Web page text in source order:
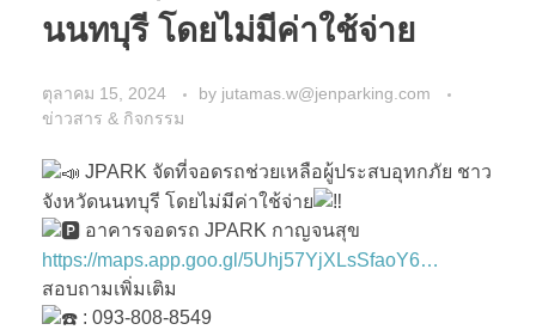
นนทบุรี โดยไม่มีค่าใช้จ่าย
ตุลาคม 15, 2024 by jutamas.w@jenparking.com
ข่าวสาร & กิจกรรม
JPARK จัดที่จอดรถช่วยเหลือผู้ประสบอุทกภัย ชาว
จังหวัดนนทบุรี โดยไม่มีค่าใช้จ่าย
อาคารจอดรถ JPARK กาญจนสุข
https://maps.app.goo.gl/5Uhj57YjXLsSfaoY6…
สอบถามเพิ่มเติม
: 093-808-8549